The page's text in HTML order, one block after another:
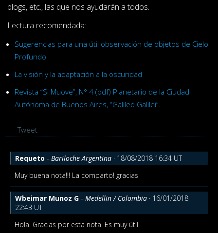
blogs, etc., las que nos ayudarán a todos.
Lectura recomendada:
Sugerencias para una útil observación de objetos de Cielo
Profundo
La visión y la adaptación a la oscuridad
Revista “Si Muove”, N° 4 (pdf) Planetario de la Ciudad
Autónoma de Buenos Aires, “Galileo Galilei”
Tweet
Requeto - Bariloche Argentina · 18/08/2018 16:34 UT
Muy buena nota!!! La comparto! gracias
Wbeimar Munoz G - Medellin / Colombia · 16/01/2018
22:43 UT
Hola. Gracias por esta nota. Es muy útil.